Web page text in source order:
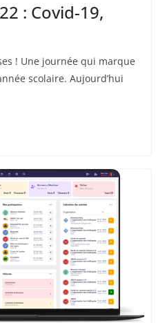
: Covid-19,
! Une journée qui marque
scolaire. Aujourd’hui